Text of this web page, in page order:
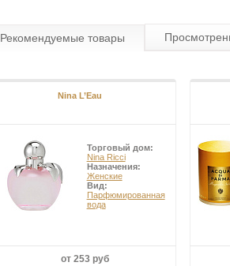
Рекомендуемые товары
Nina L’Eau
Торговый дом:
Nina Ricci
Назначения:
Женские
Вид:
Парфюмированная
вода
от 253 руб